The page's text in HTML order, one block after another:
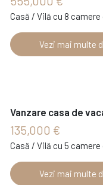
Casă / Vilă cu 8 camere
Vezi mai multe
Vanzare casa de
135,000 €
Casă / Vilă cu 5 camere
Vezi mai multe